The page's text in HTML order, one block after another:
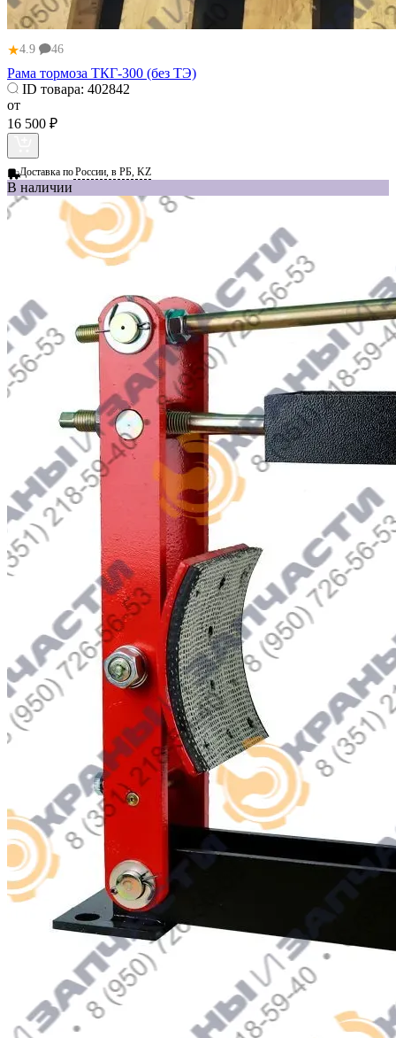
★4.9 46
Рама тормоза ТКГ-300 (без ТЭ)
ID товара: 402842
от
16 500 ₽
Доставка поРоссии, в РБ, KZ
В наличии